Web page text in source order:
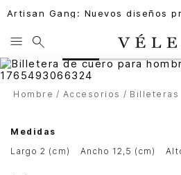
Artisan Gang: Nuevos diseños
Hombre Accesorios Billeteras
Medidas
largo 2 (cm)
ancho 12,5 (cm)